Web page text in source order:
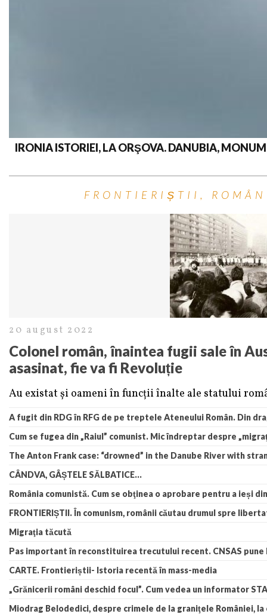
IRONIA ISTORIEI, LA ORŞOVA. DANUBIA,
FRONTIERIȘTII,
20 august 2022
Colonel român, înaintea fugii sale în
asasinat, fie va fi Revoluție
Au existat și oameni în funcții înalte ale statului
A fugit din RDG în RFG de pe treptele Ateneului Român. Din
Cum se fugea din „Raiul” comunist. Mic îndreptar despre
The Anton Frank case: “drowned” in the Danube River with
CÂNDVA, GÂȘTELE SĂLBATICE…
România comunistă. Cum se obţinea o aprobare pentru a ieși
FRONTIERIȘTII. În comunism, românii căutau drumul spre
Migraţia tăcută
Pas important în reconstituirea trecutului recent. CNSAS
CARTE. Frontieriștii- Istoria recentă în mass-media
„Grănicerii români deschid focul”. Cum vedea un informator
Miodrag Belodedici, despre crimele de la graniţele României,